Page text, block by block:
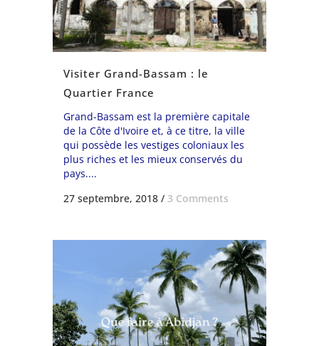
Visiter Grand-Bassam : le
Quartier France
Grand-Bassam est la première capitale
de la Côte d'Ivoire et, à ce titre, la ville
qui possède les vestiges coloniaux les
plus riches et les mieux conservés du
pays....
27 septembre, 2018 / 3 Comments